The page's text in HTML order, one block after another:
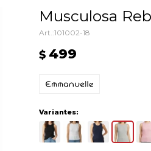
Musculosa
101002-18
$ 499
Variantes: